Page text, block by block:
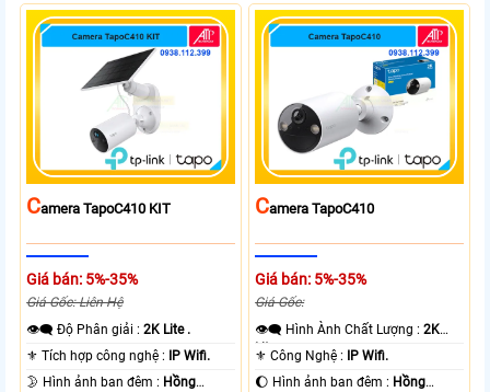
CAmera TapoC410 KIT
Giá bán: 5%-35%
Giá Gốc: Liên Hệ
👁️‍🗨 Độ Phân giải :2K Lite .
⚜️ Tích hợp công nghệ :
IP Wifi.
🌛 Hình ảnh ban đêm : Hồng
CAmera TapoC410
Giá bán: 5%-35%
Giá Gốc:
👁️‍🗨 Hình Ành Chất Lượng :2K
Lite .
⚜️ Công Nghệ :
IP Wifi.
🌔 Hình ảnh ban đêm : Hồng